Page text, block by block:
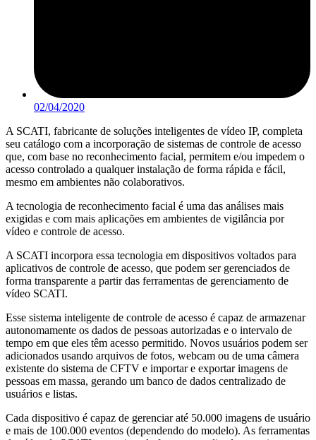
02/04/2020
A SCATI, fabricante de soluções inteligentes de vídeo IP, completa
seu catálogo com a incorporação de sistemas de controle de acesso
que, com base no reconhecimento facial, permitem e/ou impedem o
acesso controlado a qualquer instalação de forma rápida e fácil,
mesmo em ambientes não colaborativos.
A tecnologia de reconhecimento facial é uma das análises mais
exigidas e com mais aplicações em ambientes de vigilância por
vídeo e controle de acesso.
A SCATI incorpora essa tecnologia em dispositivos voltados para
aplicativos de controle de acesso, que podem ser gerenciados de
forma transparente a partir das ferramentas de gerenciamento de
vídeo SCATI.
Esse sistema inteligente de controle de acesso é capaz de armazenar
autonomamente os dados de pessoas autorizadas e o intervalo de
tempo em que eles têm acesso permitido. Novos usuários podem ser
adicionados usando arquivos de fotos, webcam ou de uma câmera
existente do sistema de CFTV e importar e exportar imagens de
pessoas em massa, gerando um banco de dados centralizado de
usuários e listas.
Cada dispositivo é capaz de gerenciar até 50.000 imagens de usuário
e mais de 100.000 eventos (dependendo do modelo). As ferramentas